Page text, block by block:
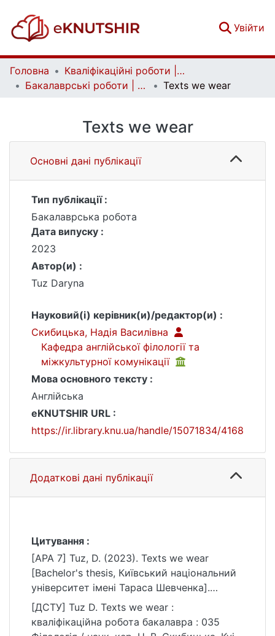
Увійти
Головна
Кваліфікаційні роботи | Qualifying works
Бакалаврські роботи | Bachelor theses
Texts we wear
Texts we wear
Основні дані публікації
Тип публікації :
Бакалаврська робота
Дата випуску :
2023
Автор(и) :
Tuz Daryna
Науковий(і) керівник(и)/редактор(и) :
Скибицька, Надія Василівна
Кафедра англійської філології та
міжкультурної комунікації
Мова основного тексту :
Англійська
eKNUTSHIR URL :
https://ir.library.knu.ua/handle/15071834/4168
Додаткові дані публікації
Цитування :
[APA 7] Tuz, D. (2023). Texts we wear
[Bachelor's thesis, Київський національний
університет імені Тараса Шевченка].
eKNUTSHIR.
https://ir.library.knu.ua/handle/15071834/4168
[ДСТУ] Tuz D. Texts we wear :
кваліфікаційна робота бакалавра : 035